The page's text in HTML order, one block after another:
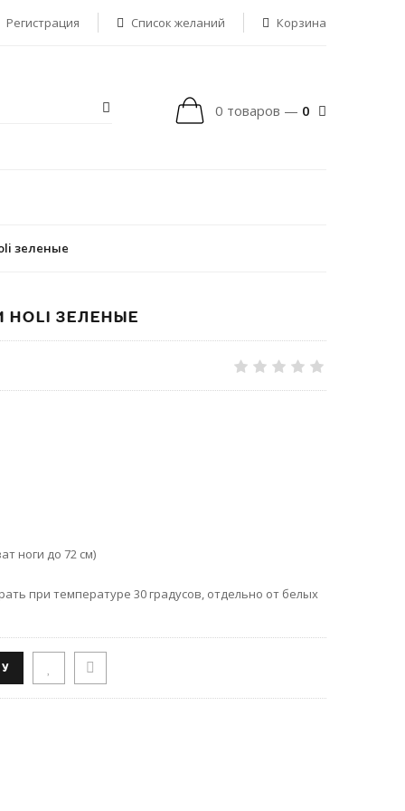
Регистрация Список желаний Корзина
0 товаров — 0
зеленые
ЗЕЛЕНЫЕ
ноги до 72 см)
при температуре 30 градусов, отдельно от белых